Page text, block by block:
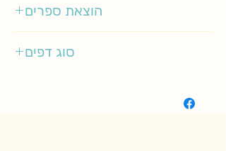
הוצאת ספרים
סוג דפים